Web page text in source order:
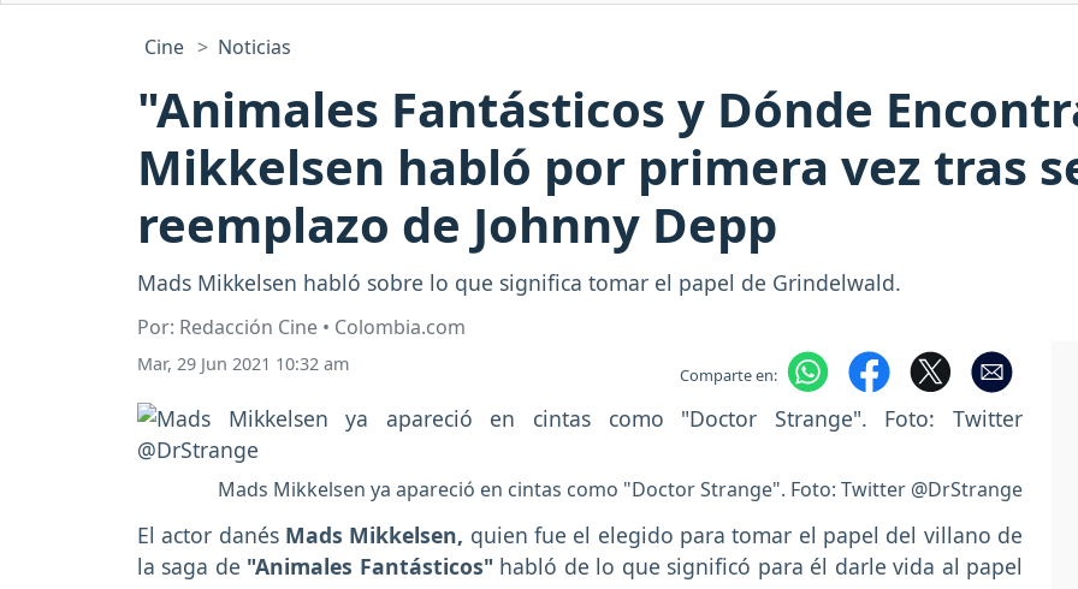
Cine Noticias
"Animales Fantásticos y Dónde
Mikkelsen habló por primera vez tras
reemplazo de Johnny Depp
Mads Mikkelsen habló sobre lo que significa tomar el papel de Grindelwald.
Por: Redacción Cine • Colombia.com
Mar, 29 Jun 2021 10:32 am Comparte en:
Mads Mikkelsen ya apareció en cintas como "Doctor Strange". Foto: Twitter @DrStrange
El actor danés Mads Mikkelsen, quien fue el elegido para tomar el papel del villano de
la saga de "Animales Fantásticos" habló de lo que significó para él darle vida al papel